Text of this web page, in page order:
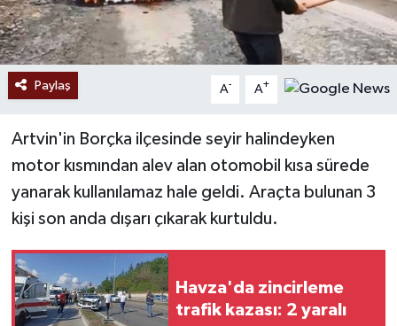
Paylaş A- A+
Artvin'in Borçka ilçesinde seyir halindeyken
motor kısmından alev alan otomobil kısa sürede
yanarak kullanılamaz hale geldi. Araçta bulunan 3
kişi son anda dışarı çıkarak kurtuldu.
Havza'da zincirleme
trafik kazası: 2 yaralı